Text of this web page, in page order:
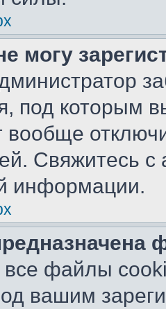
могу
под которым
вообще
Свяжитесь
информации.
файлы
вашим